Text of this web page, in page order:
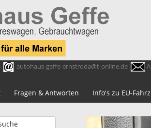
autohaus-geffe-ernstroda@t-online.de
Fragen & Antworten Info's zu EU-